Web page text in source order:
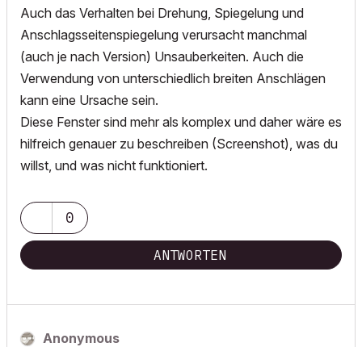
Auch das Verhalten bei Drehung, Spiegelung und
Anschlagsseitenspiegelung verursacht manchmal
(auch je nach Version) Unsauberkeiten. Auch die
Verwendung von unterschiedlich breiten Anschlägen
kann eine Ursache sein.
Diese Fenster sind mehr als komplex und daher wäre es
hilfreich genauer zu beschreiben (Screenshot), was du
willst, und was nicht funktioniert.
0
ANTWORTEN
Anonymous